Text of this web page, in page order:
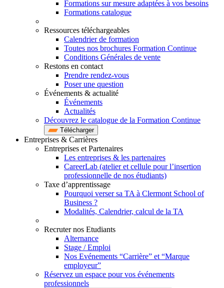
Formations sur mesure adaptées à vos besoins
Formations catalogue
Ressources téléchargeables
Calendrier de formation
Toutes nos brochures Formation Continue
Conditions Générales de vente
Restons en contact
Prendre rendez-vous
Poser une question
Événements & actualité
Événements
Actualités
Découvrez le catalogue de la Formation Continue
Télécharger
Entreprises & Carrières
Entreprises et Partenaires
Les entreprises & les partenaires
CareerLab (atelier et cellule pour l’insertion
professionnelle de nos étudiants)
Taxe d’apprentissage
Pourquoi verser sa TA à Clermont School of
Business ?
Modalités, Calendrier, calcul de la TA
Recruter nos Etudiants
Alternance
Stage / Emploi
Nos Evénements “Carrière” et “Marque
employeur”
Réservez un espace pour vos événements
professionnels